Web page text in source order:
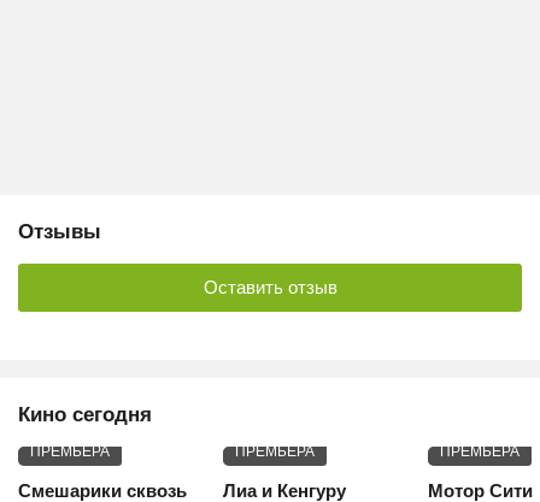
Отзывы
Оставить отзыв
Кино сегодня
ПРЕМЬЕРА
Смешарики сквозь
ПРЕМЬЕРА
Лиа и Кенгуру
ПРЕМЬЕРА
Мотор Сити